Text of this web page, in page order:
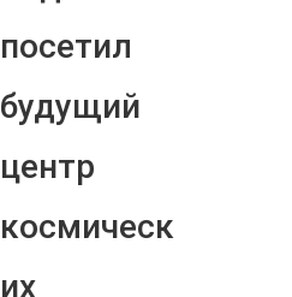
посетил
будущий
центр
космическ
их